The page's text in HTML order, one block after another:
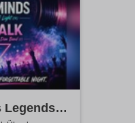
Legends -